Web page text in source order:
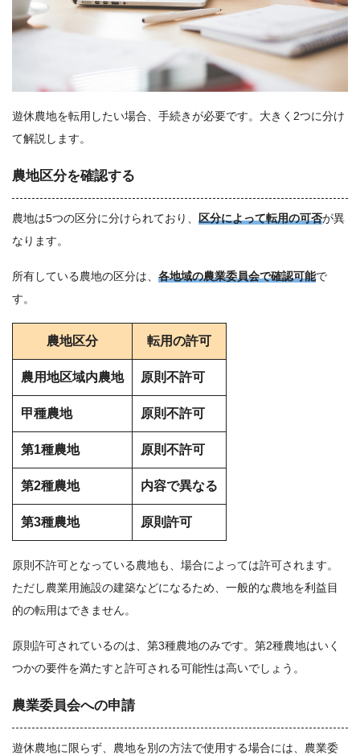
遊休農地を転用したい場合、手続きが必要です。大きく2つに分け
て解説します。
農地区分を確認する
農地は5つの区分に分けられており、 区分によって転用の可否が異
なります。
所有している農地の区分は、 各地域の農業委員会で確認可能で
す。
農地区分 転用の許可
農用地区域内農地 原則不許可
甲種農地 原則不許可
第1種農地 原則不許可
第2種農地 内容で異なる
第3種農地 原則許可
原則不許可となっている農地も、場合によっては許可されます。
ただし農業用施設の建築などになるため、一般的な農地を利益目
的の転用はできません。
原則許可されているのは、第3種農地のみです。第2種農地はいく
つかの要件を満たすと許可される可能性は高いでしょう。
農業委員会への申請
遊休農地に限らず、農地を別の方法で使用する場合には、農業委